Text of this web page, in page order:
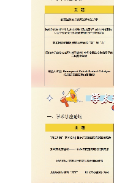
研究生教育
学术动态
创业就业